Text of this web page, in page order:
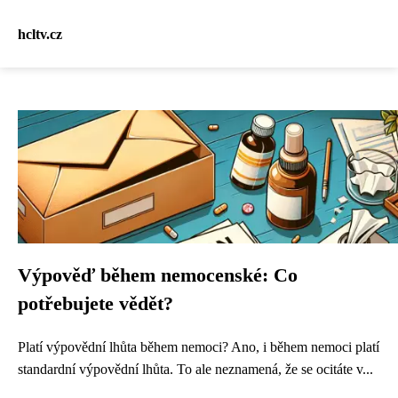
hcltv.cz
Výpověď během nemocenské: Co
potřebujete vědět?
Platí výpovědní lhůta během nemoci? Ano, i během nemoci platí
standardní výpovědní lhůta. To ale neznamená, že se ocitáte v...